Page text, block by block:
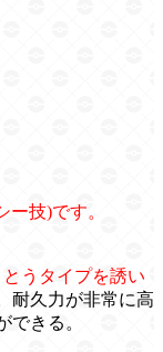
技)です。
うタイプを誘い
耐久力が非常に高
できる。